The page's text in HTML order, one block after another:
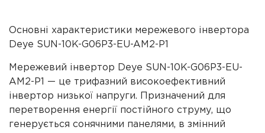
Основні характеристики мережевого інвертора
Deye SUN-10K-G06P3-EU-AM2-P1
Мережевий інвертор Deye SUN-10K-G06P3-EU-
AM2-P1 — це трифазний високоефективний
інвертор низької напруги. Призначений для
перетворення енергії постійного струму, що
генерується сонячними панелями, в змінний